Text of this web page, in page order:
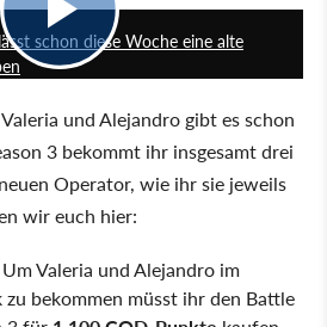
schon diese Woche eine alte
und Alejandro gibt es schon
3 bekommt ihr insgesamt drei
Operator, wie ihr sie jeweils
wir euch hier:
Um Valeria und Alejandro im
zu bekommen müsst ihr den Battle